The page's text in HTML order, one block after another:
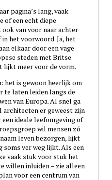
pagina’s lang, vaak
of een echt diepe
ook van voor naar achter
het voorwoord. Ja, het
elkaar door een vage
steden met Britse
lijkt meer voor de vorm.
het is gewoon heerlijk om
laten leiden langs de
van Europa. Al snel ga
architecten er geweest zijn
ideale leefomgeving of
wil mensen zó
leven bezorgen, lijkt
ver weg lijkt. Als een
vaak stuk voor stuk het
willen inluiden – zie alleen
voor een centrum van